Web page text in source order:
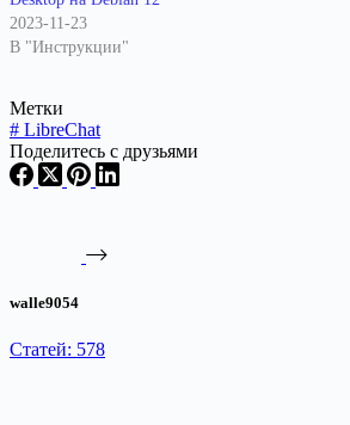
2023-11-23
В "Инструкции"
Метки
# LibreChat
Поделитесь с друзьями
walle9054
Статей: 578